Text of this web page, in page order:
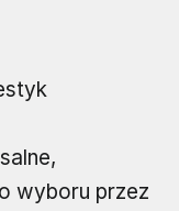
wyboru przez